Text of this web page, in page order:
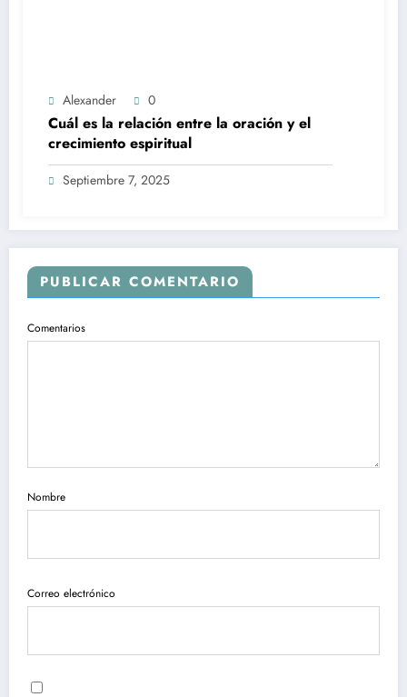
Alexander 0
Cuál es la relación entre la oración y el
crecimiento espiritual
Septiembre 7, 2025
PUBLICAR COMENTARIO
Comentarios
Nombre
Correo electrónico